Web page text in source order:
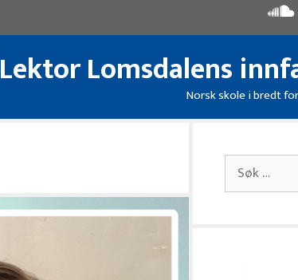
Lektor Lomsdalens
Norsk skole i bredt
Søk
etter: